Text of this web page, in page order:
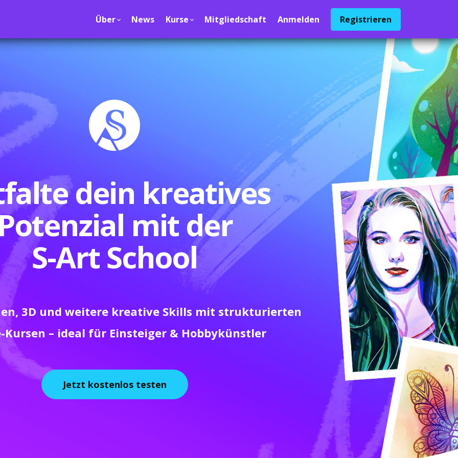
Über News Kurse Mitgliedschaft Anmelden Registrieren
dein kreatives
mit der
S-Art School
3D und weitere kreative Skills mit strukturierten
Kursen – ideal für Einsteiger & Hobbykünstler
Jetzt kostenlos testen